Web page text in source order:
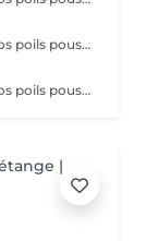
Pour préparer votre peau à l'épilation, laissez vos poils pousser pendant au moins deux semaines après le dernier rasage pour assurer une longueur adéquate. Il est également recommandé, mais non indispensable, d'effectuer un gommage doux 24 heures avant la séance pour éliminer les cellules mortes et faciliter l'extraction des poils. Le jour de l'épilation, évitez d'appliquer des crèmes ou des huiles sur la zone concernée afin d'assurer une bonne adhérence de la cire. Enfin, protégez votre peau en évitant l'exposition au soleil ou les séances de bronzage, qui pourraient la rendre plus sensible et irritable.
Pour préparer votre peau à l'épilation, laissez vos poils pousser pendant au moins deux semaines après le dernier rasage pour assurer une longueur adéquate. Il est également recommandé, mais non indispensable, d'effectuer un gommage doux 24 heures avant la séance pour éliminer les cellules mortes et faciliter l'extraction des poils. Le jour de l'épilation, évitez d'appliquer des crèmes ou des huiles sur la zone concernée afin d'assurer une bonne adhérence de la cire. Enfin, protégez votre peau en évitant l'exposition au soleil ou les séances de bronzage, qui pourraient la rendre plus sensible et irritable.